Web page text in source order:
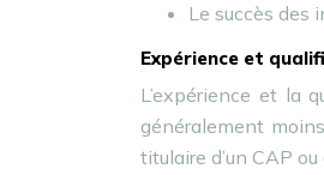
Le succès des
Expérience et
L’expérience et la
généralement
titulaire d’un CAP